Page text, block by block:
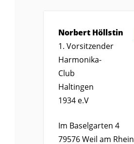
1. Vorsitzender
Norbert Höllstin
Harmonika-
Club
Haltingen
1934 e.V
Im Baselgarten 4
79576Weil am Rhein